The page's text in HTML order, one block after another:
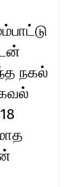
நகல்